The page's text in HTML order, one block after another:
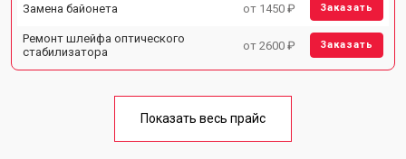
Замена байонета от 1450 ₽ Заказать
Ремонт шлейфа оптического
стабилизатора
от 2600 ₽ Заказать
Показать весь прайс